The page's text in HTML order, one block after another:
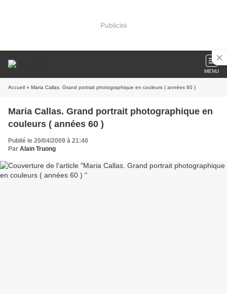
Publicité
MENU
Accueil » Maria Callas. Grand portrait photographique en couleurs ( années 60 )
Maria Callas. Grand portrait photographique en
couleurs ( années 60 )
Publié le 20/04/2009 à 21:40
Par Alain Truong